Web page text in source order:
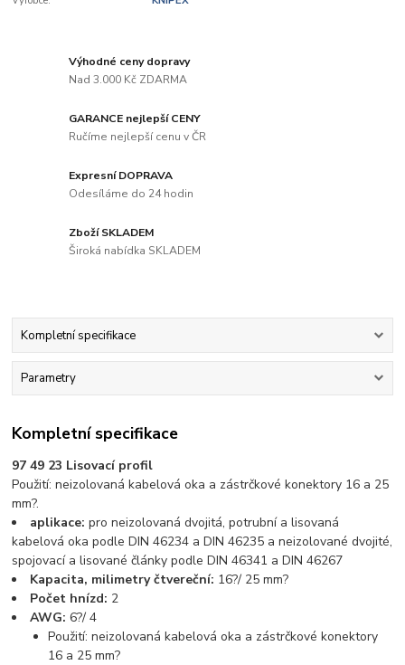
Výhodné ceny dopravy
Nad 3.000 Kč ZDARMA
GARANCE nejlepší CENY
Ručíme nejlepší cenu v ČR
Expresní DOPRAVA
Odesíláme do 24 hodin
Zboží SKLADEM
Široká nabídka SKLADEM
Kompletní specifikace
Parametry
Kompletní specifikace
97 49 23 Lisovací profil
Použití: neizolovaná kabelová oka a zástrčkové konektory 16 a 25
mm?.
aplikace:pro neizolovaná dvojitá, potrubní a lisovaná
kabelová oka podle DIN 46234 a DIN 46235 a neizolované dvojité,
spojovací a lisované články podle DIN 46341 a DIN 46267
Kapacita, milimetry čtvereční: 16?/ 25 mm?
Počet hnízd: 2
AWG:6?/ 4
Použití: neizolovaná kabelová oka a zástrčkové konektory
16 a 25 mm?